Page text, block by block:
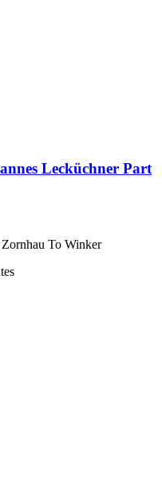
Lecküchner Part
To Winker